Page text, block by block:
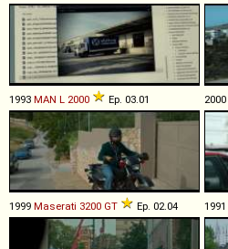
1993 MAN L 2000 Ep. 03.01 2000
1999 Maserati 3200 GT Ep. 02.04 1991